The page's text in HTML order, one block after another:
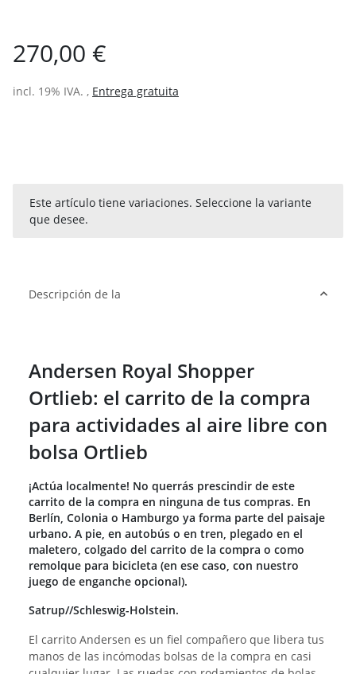
270,00 €
incl. 19% IVA. , Entrega gratuita
x
Este artículo tiene variaciones. Seleccione la variante
que desee.
Descripción de la
Andersen Royal Shopper
Ortlieb: el carrito de la compra
para actividades al aire libre con
bolsa Ortlieb
¡Actúa localmente! No querrás prescindir de este
carrito de la compra en ninguna de tus compras. En
Berlín, Colonia o Hamburgo ya forma parte del paisaje
urbano. A pie, en autobús o en tren, plegado en el
maletero, colgado del carrito de la compra o como
remolque para bicicleta (en ese caso, con nuestro
juego de enganche opcional).
Satrup//Schleswig-Holstein.
El carrito Andersen es un fiel compañero que libera tus
manos de las incómodas bolsas de la compra en casi